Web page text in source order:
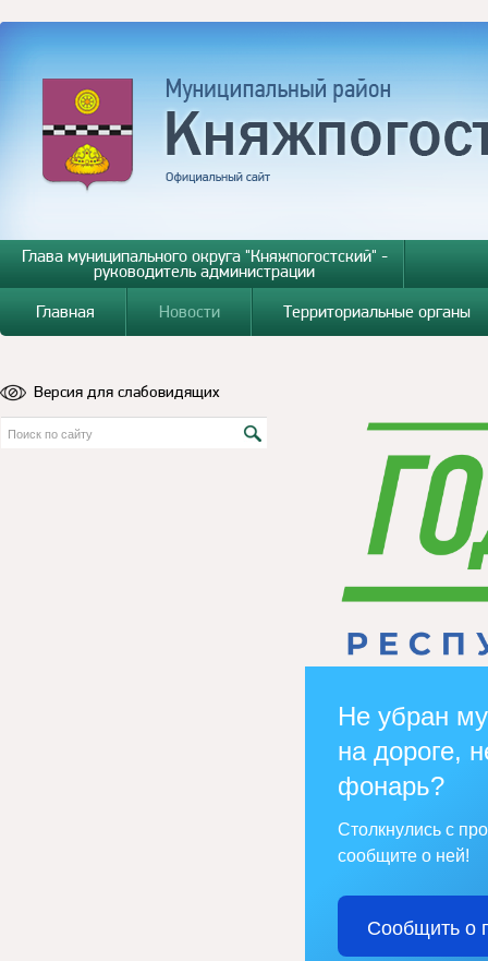
Глава муниципального округа "Княжпогостский" -
руководитель администрации
Главная
Новости Территориальные органы
Версия для слабовидящих
Не убран
на дороге,
фонарь?
Столкнулись с
сообщите о ней!
Сообщить о